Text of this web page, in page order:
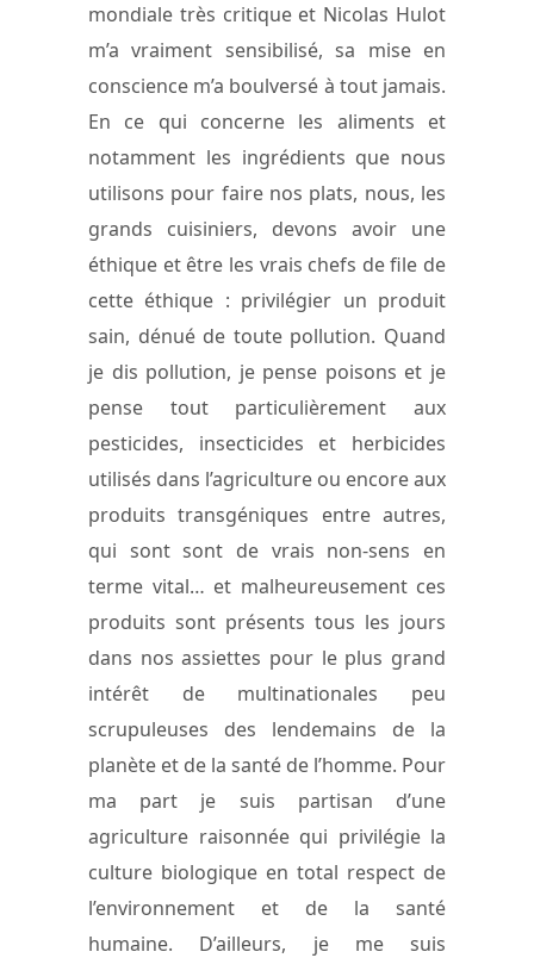
mondiale très critique et Nicolas Hulot
m’a vraiment sensibilisé, sa mise en
conscience m’a boulversé à tout jamais.
En ce qui concerne les aliments et
notamment les ingrédients que nous
utilisons pour faire nos plats, nous, les
grands cuisiniers, devons avoir une
éthique et être les vrais chefs de file de
cette éthique : privilégier un produit
sain, dénué de toute pollution. Quand
je dis pollution, je pense poisons et je
pense tout particulièrement aux
pesticides, insecticides et herbicides
utilisés dans l’agriculture ou encore aux
produits transgéniques entre autres,
qui sont sont de vrais non-sens en
terme vital… et malheureusement ces
produits sont présents tous les jours
dans nos assiettes pour le plus grand
intérêt de multinationales peu
scrupuleuses des lendemains de la
planète et de la santé de l’homme. Pour
ma part je suis partisan d’une
agriculture raisonnée qui privilégie la
culture biologique en total respect de
l’environnement et de la santé
humaine. D’ailleurs, je me suis